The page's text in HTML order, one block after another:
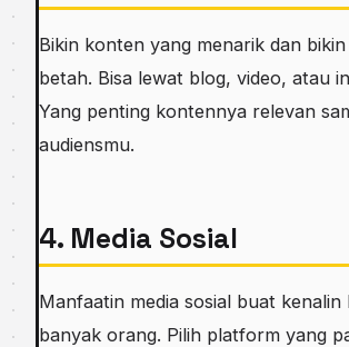
Bikin konten yang menarik dan
betah. Bisa lewat blog, video, atau
Yang penting kontennya relevan
audiensmu.
4. Media Sosial
Manfaatin media sosial buat
banyak orang. Pilih platform yang